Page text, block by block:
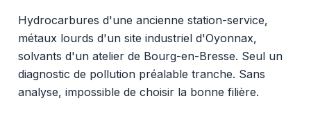
Hydrocarbures d'une ancienne station-service,
métaux lourds d'un site industriel d'Oyonnax,
solvants d'un atelier de Bourg-en-Bresse. Seul un
diagnostic de pollution préalable tranche. Sans
analyse, impossible de choisir la bonne filière.